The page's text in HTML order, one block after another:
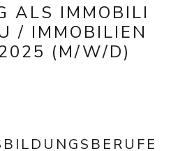
ALS IMMOBILI
/ IMMOBILIEN
(M/W/D)